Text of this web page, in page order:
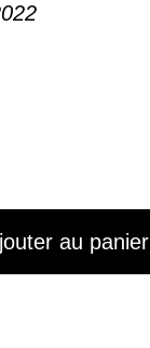
au panier